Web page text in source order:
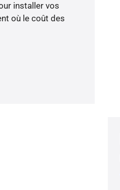
installer vos
où le coût des